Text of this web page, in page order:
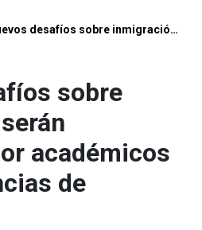
Nuevos desafíos sobre inmigración serán abordados por académicos UC en instancias de Gobierno
sobre
académicos
de